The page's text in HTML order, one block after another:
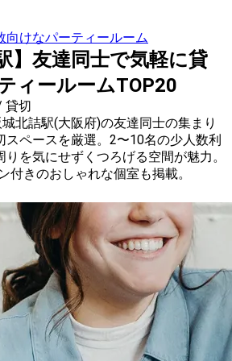
向けなパーティールーム
】友達同士で気軽に貸
ィールームTOP20
貸切
北詰駅(大阪府)の友達同士の集まり
スペースを厳選。2〜10名の少人数利
を気にせずくつろげる空間が魅力。
付きのおしゃれな個室も掲載。